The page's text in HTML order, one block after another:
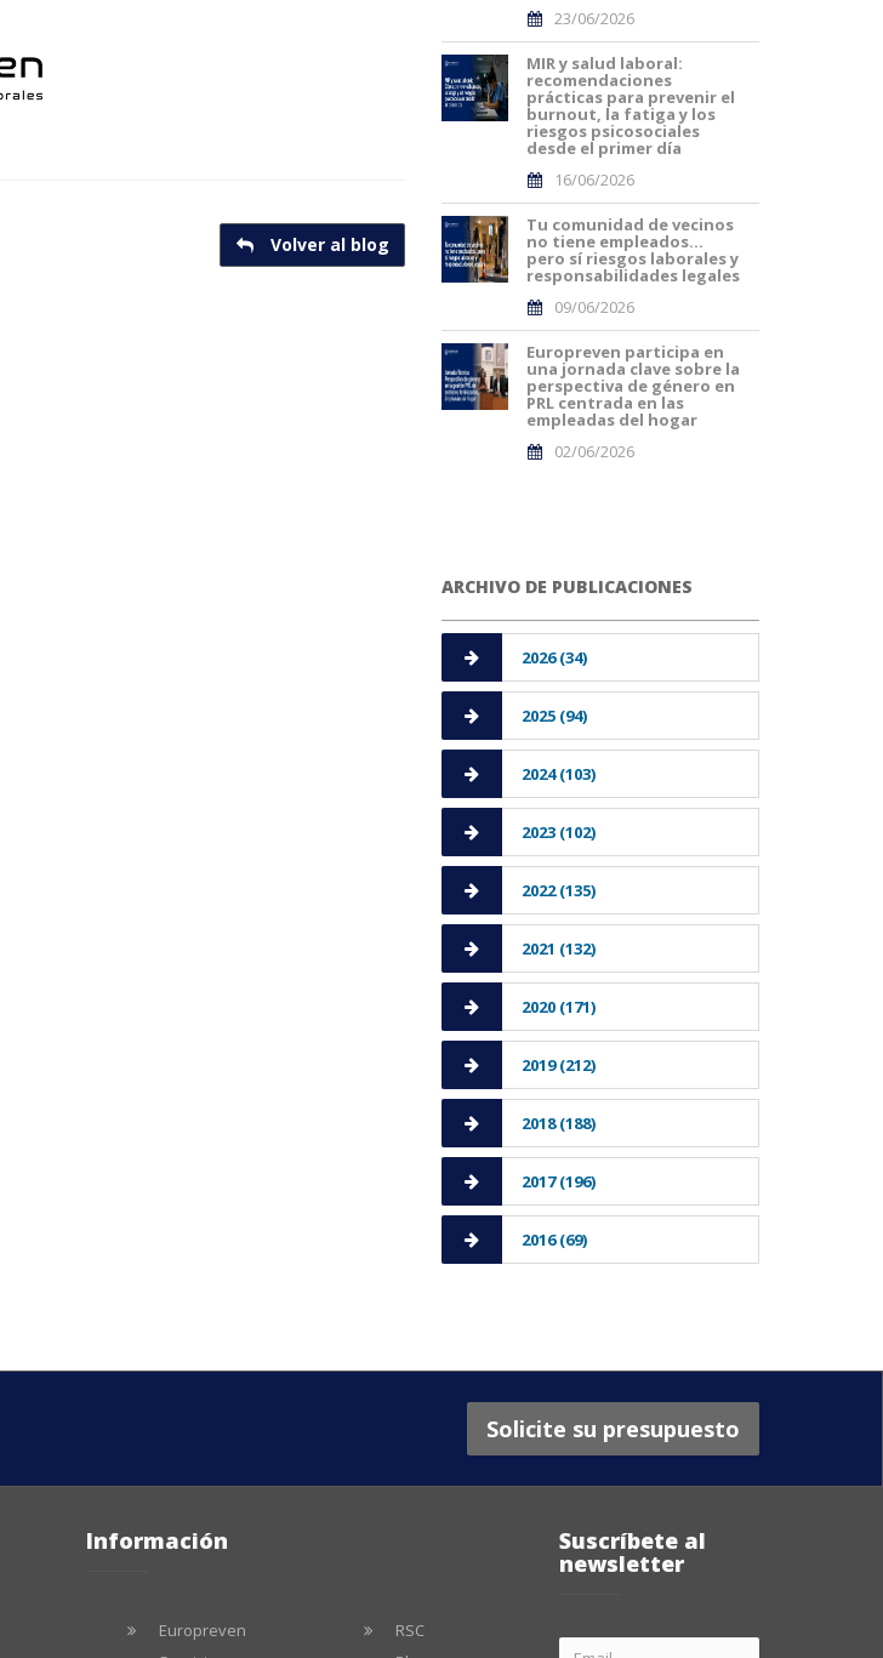
Volver al blog
23/06/2026
MIR y salud laboral:
recomendaciones
prácticas para prevenir el
burnout, la fatiga y los
riesgos psicosociales
desde el primer día
16/06/2026
Tu comunidad de vecinos
no tiene empleados…
pero sí riesgos laborales y
responsabilidades legales
09/06/2026
Europreven participa en
una jornada clave sobre la
perspectiva de género en
PRL centrada en las
empleadas del hogar
02/06/2026
ARCHIVO DE PUBLICACIONES
2026 (34)
2025 (94)
2024 (103)
2023 (102)
2022 (135)
2021 (132)
2020 (171)
2019 (212)
2018 (188)
2017 (196)
2016 (69)
Solicite su presupuesto
Información
Europreven
RSC
Suscríbete al
newsletter